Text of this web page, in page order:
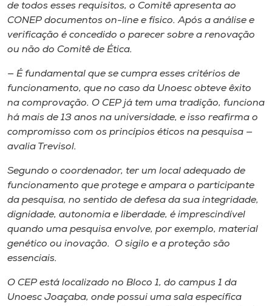
de todos esses requisitos, o Comitê apresenta ao
CONEP documentos on-line e físico. Após a análise e
verificação é concedido o parecer sobre a renovação
ou não do Comitê de Ética.
— É fundamental que se cumpra esses critérios de
funcionamento, que no caso da Unoesc obteve êxito
na comprovação. O CEP já tem uma tradição, funciona
há mais de 13 anos na universidade, e isso reafirma o
compromisso com os princípios éticos na pesquisa —
avalia Trevisol.
Segundo o coordenador, ter um local adequado de
funcionamento que protege e ampara o participante
da pesquisa, no sentido de defesa da sua integridade,
dignidade, autonomia e liberdade, é imprescindível
quando uma pesquisa envolve, por exemplo, material
genético ou inovação. O sigilo e a proteção são
essenciais.
O CEP está localizado no Bloco 1, do campus 1 da
Unoesc Joaçaba, onde possui uma sala específica